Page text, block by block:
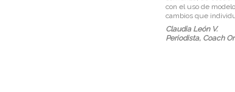
con el uso de
cambios que
Claudia León V.
Periodista, Coach